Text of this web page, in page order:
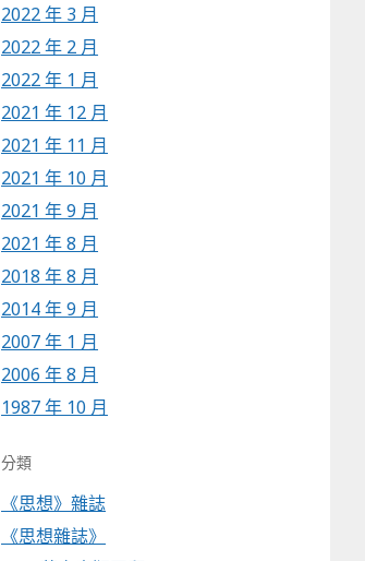
2022 年 3 月
2022 年 2 月
2022 年 1 月
2021 年 12 月
2021 年 11 月
2021 年 10 月
2021 年 9 月
2021 年 8 月
2018 年 8 月
2014 年 9 月
2007 年 1 月
2006 年 8 月
1987 年 10 月
分類
《思想》雜誌
《思想雜誌》